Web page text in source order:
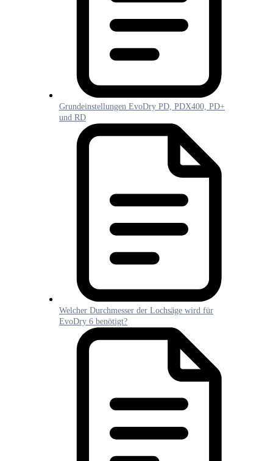
Grundeinstellungen EvoDry PD, PDX400, PD+
und RD
Welcher Durchmesser der Lochsäge wird für
EvoDry 6 benötigt?